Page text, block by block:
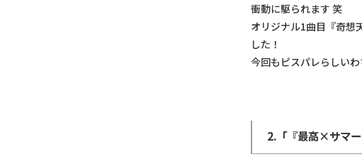
衝動に駆られます 笑
オリジナル1曲目『奇想
した！
今回もピスパレらしい
2.「『最高×サマ